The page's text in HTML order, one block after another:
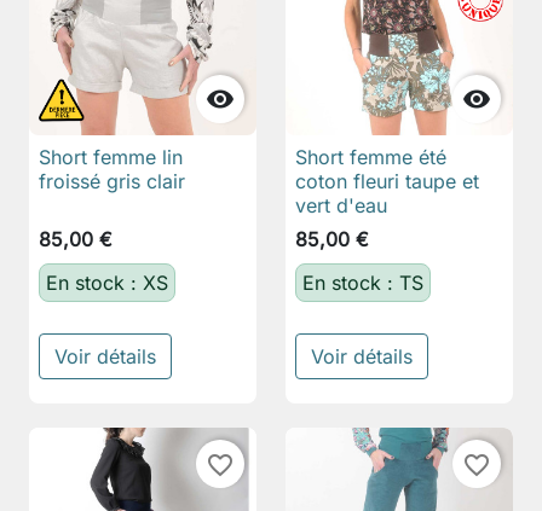

Short femme lin
froissé gris clair
85,00 €
En stock : XS
Voir détails

Short femme été
coton fleuri taupe et
vert d'eau
85,00 €
En stock : TS
Voir détails
favorite_border favorite_border